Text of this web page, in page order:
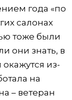
года «по
салонах
тоже были
они знать, в
из-
на
– ветеран